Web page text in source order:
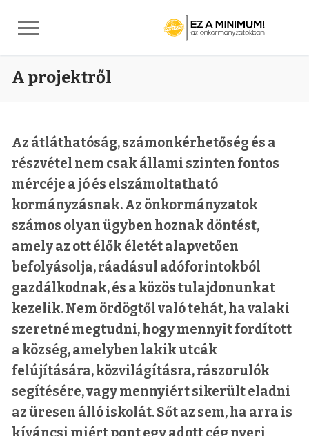
A projektről
Az átláthatóság, számonkérhetőség és a
részvétel nem csak állami szinten fontos
mércéje a jó és elszámoltatható
kormányzásnak. Az önkormányzatok
számos olyan ügyben hoznak döntést,
amely az ott élők életét alapvetően
befolyásolja, ráadásul adóforintokból
gazdálkodnak, és a közös tulajdonunkat
kezelik. Nem ördögtől való tehát, ha valaki
szeretné megtudni, hogy mennyit fordított
a község, amelyben lakik utcák
felújítására, közvilágításra, rászorulók
segítésére, vagy mennyiért sikerült eladni
az üresen álló iskolát. Sőt az sem, ha arra is
kíváncsi miért pont egy adott cég nyeri